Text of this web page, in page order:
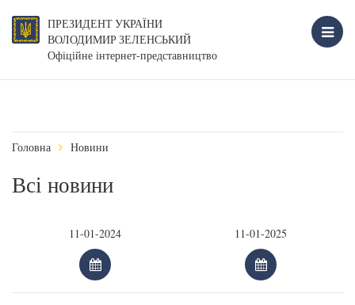
ПРЕЗИДЕНТ УКРАЇНИ
ВОЛОДИМИР ЗЕЛЕНСЬКИЙ
Офіційне інтернет-представництво
Головна Новини
Всі новини